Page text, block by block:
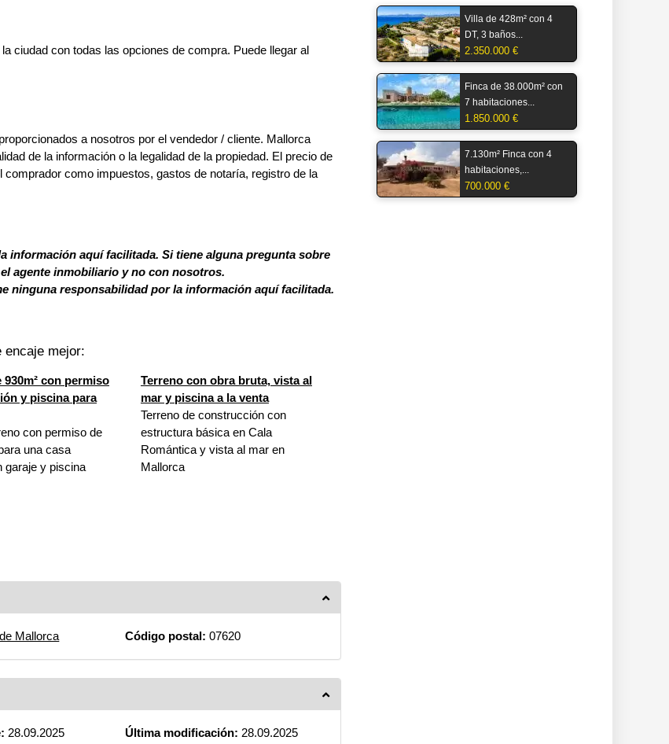
ciudad con todas las opciones de compra. Puede llegar al
a nosotros por el vendedor / cliente. Mallorca
de la información o la legalidad de la propiedad. El precio de
como impuestos, gastos de notaría, registro de la
información aquí facilitada. Si tiene alguna pregunta sobre
agente inmobiliario y no con nosotros.
ninguna responsabilidad por la información aquí facilitada.
encaje mejor:
930m² con permiso
y piscina para
con permiso de
una casa
garaje y piscina
Terreno con obra bruta, vista al
mar y piscina a la venta
Terreno de construcción con
estructura básica en Cala
Romántica y vista al mar en
Mallorca
Mallorca Código postal: 07620
28.09.2025 Última modificación: 28.09.2025
Villa de 428m² con 4
DT, 3 baños...
2.350.000 €
Finca de 38.000m² con
7 habitaciones...
1.850.000 €
7.130m² Finca con 4
habitaciones,...
700.000 €